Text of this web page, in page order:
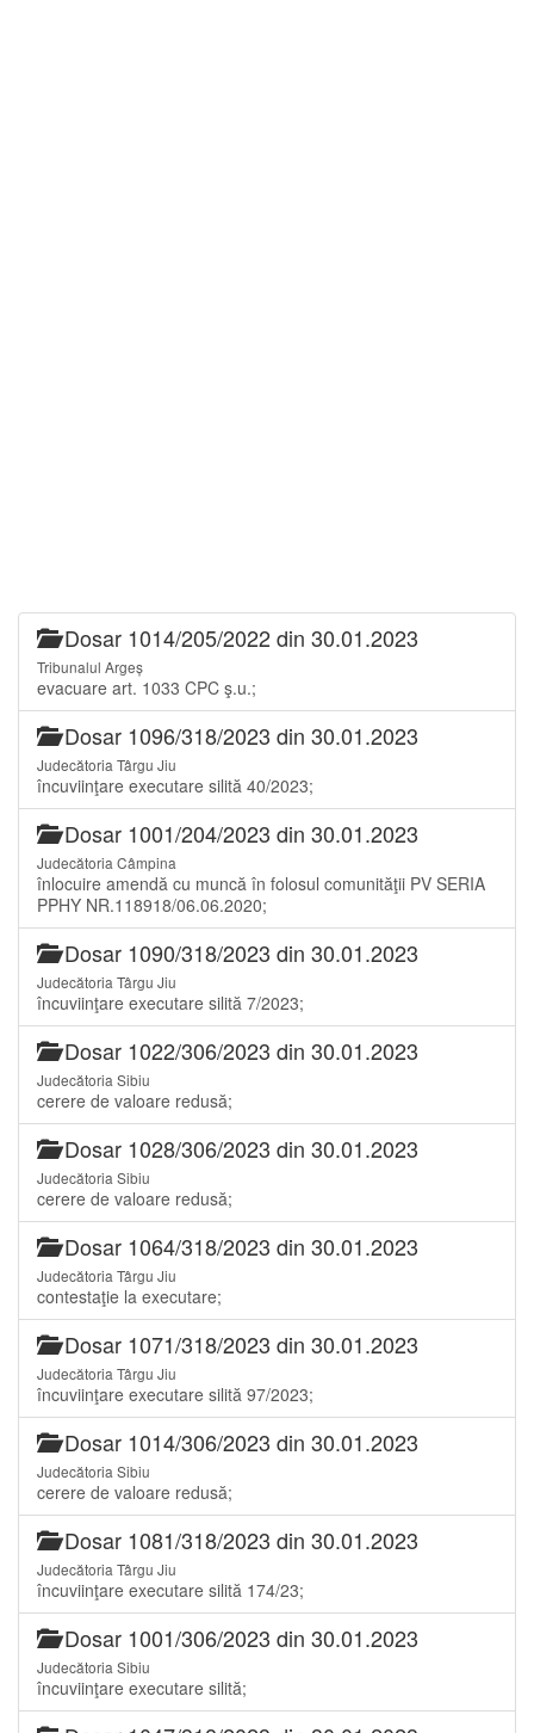
Dosar 1014/205/2022 din 30.01.2023
Tribunalul Argeș
evacuare art. 1033 CPC ş.u.;
Dosar 1096/318/2023 din 30.01.2023
Judecătoria Târgu Jiu
încuviinţare executare silită 40/2023;
Dosar 1001/204/2023 din 30.01.2023
Judecătoria Câmpina
înlocuire amendă cu muncă în folosul comunităţii PV SERIA
PPHY NR.118918/06.06.2020;
Dosar 1090/318/2023 din 30.01.2023
Judecătoria Târgu Jiu
încuviinţare executare silită 7/2023;
Dosar 1022/306/2023 din 30.01.2023
Judecătoria Sibiu
cerere de valoare redusă;
Dosar 1028/306/2023 din 30.01.2023
Judecătoria Sibiu
cerere de valoare redusă;
Dosar 1064/318/2023 din 30.01.2023
Judecătoria Târgu Jiu
contestaţie la executare;
Dosar 1071/318/2023 din 30.01.2023
Judecătoria Târgu Jiu
încuviinţare executare silită 97/2023;
Dosar 1014/306/2023 din 30.01.2023
Judecătoria Sibiu
cerere de valoare redusă;
Dosar 1081/318/2023 din 30.01.2023
Judecătoria Târgu Jiu
încuviinţare executare silită 174/23;
Dosar 1001/306/2023 din 30.01.2023
Judecătoria Sibiu
încuviinţare executare silită;